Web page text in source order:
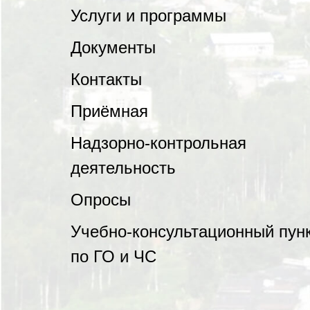
Услуги и программы
Документы
Контакты
Приёмная
Надзорно-контрольная
деятельность
Опросы
Учебно-консультационный
по ГО и ЧС